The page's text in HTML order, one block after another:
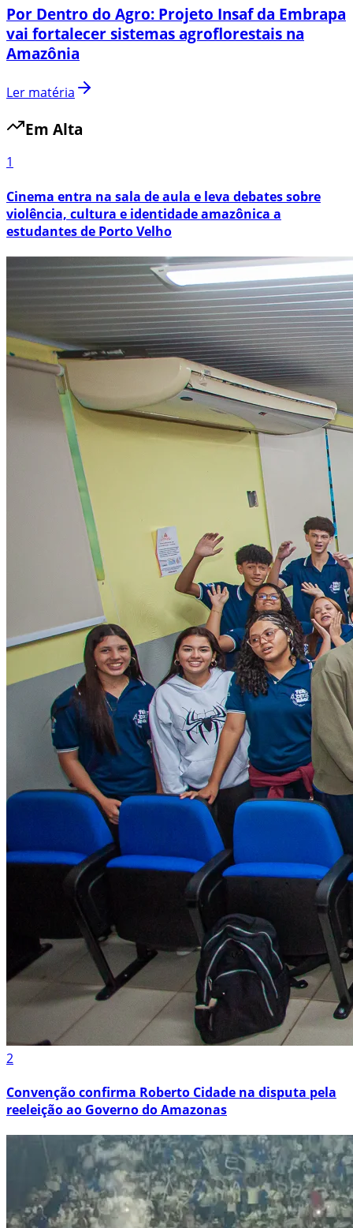
Por Dentro do Agro: Projeto Insaf da Embrapa
vai fortalecer sistemas agroflorestais na
Amazônia
Ler matéria
Em Alta
1
Cinema entra na sala de aula e leva debates sobre
violência, cultura e identidade amazônica a
estudantes de Porto Velho
2
Convenção confirma Roberto Cidade na disputa pela
reeleição ao Governo do Amazonas